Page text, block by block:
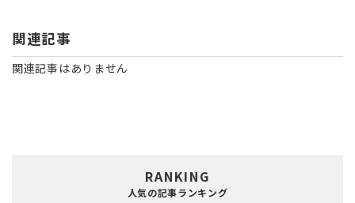
関連記事
関連記事はありません
RANKING
人気の記事ランキング